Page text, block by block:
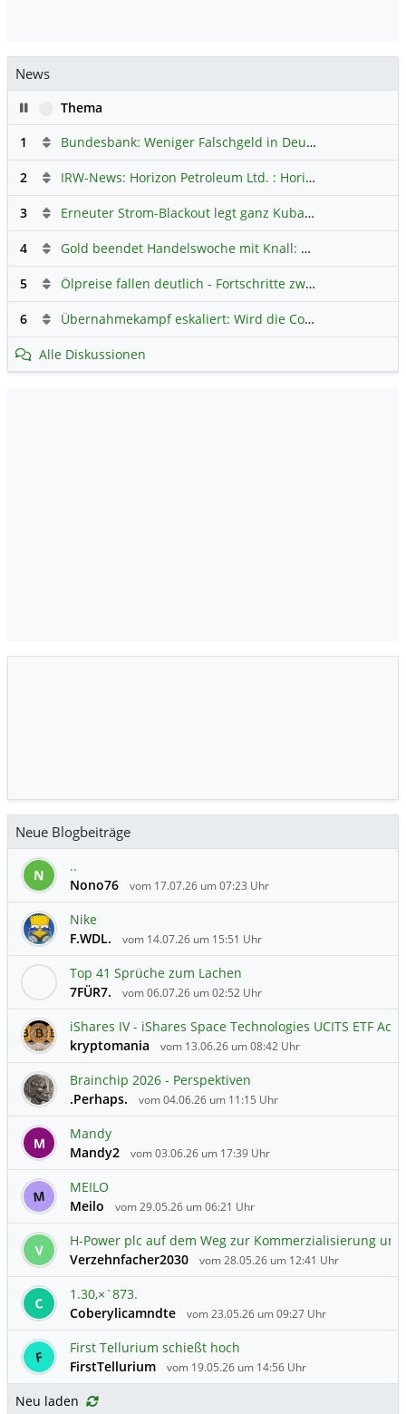
News
PauseThema
1
Bundesbank: Weniger Falschgeld in Deutschland
2 IRW-News: Horizon Petroleum Ltd. : Horizon Petroleum beginnt mit der Testförderung im Projekt Lachowice in Polen und schließt die Platzierung einer überzeichneten Wandelanleihe ab
3 Erneuter Strom-Blackout legt ganz Kuba lahm
4 Gold beendet Handelswoche mit Knall: Barrick Mining – Ist diese Aktie wieder ein Kauf?
5 Ölpreise fallen deutlich - Fortschritte zwischen USA und Iran belasten
6 Übernahmekampf eskaliert: Wird die Commerzbank italienisch?
Alle Diskussionen
Neue Blogbeiträge
N
..
Nono76
vom 17.07.26 um 07:23 Uhr
Nike
F.WDL.
vom 14.07.26 um 15:51 Uhr
Top 41 Sprüche zum Lachen
7FÜR7.
vom 06.07.26 um 02:52 Uhr
iShares IV - iShares Space Technologies UCITS ETF
kryptomania
vom 13.06.26 um 08:42 Uhr
Brainchip 2026 - Perspektiven
.Perhaps.
vom 04.06.26 um 11:15 Uhr
M
Mandy
Mandy2
vom 03.06.26 um 17:39 Uhr
M
MEILO
Meilo
vom 29.05.26 um 06:21 Uhr
V
H-Power plc auf dem Weg zur Kommerzialisierung
Verzehnfacher2030
vom 28.05.26 um 12:41 Uhr
C
1.30,×`873.
Coberylicamndte
vom 23.05.26 um 09:27 Uhr
F
First Tellurium schießt hoch
FirstTellurium
vom 19.05.26 um 14:56 Uhr
Neu laden